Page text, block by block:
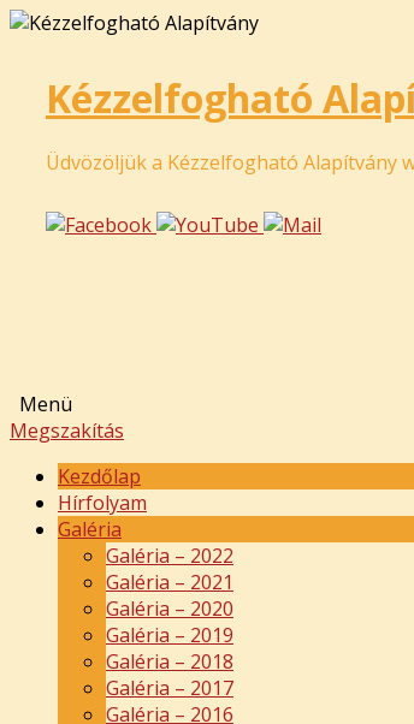
Kézzelfogható
Üdvözöljük a Kézzelfogható Alapítvány
Menü
Megszakítás
Kezdőlap
Hírfolyam
Galéria
Galéria – 2022
Galéria – 2021
Galéria – 2020
Galéria – 2019
Galéria – 2018
Galéria – 2017
Galéria – 2016